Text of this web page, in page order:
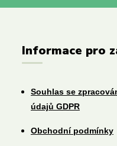
Informace pro
Souhlas se
údajů GDPR
Obchodní podmínky